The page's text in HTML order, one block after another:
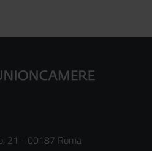
21 - 00187 Roma